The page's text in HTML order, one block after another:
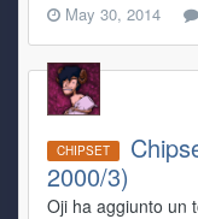
May 30, 2014
CHIPSET
2000/3)
Oji ha aggiunto un